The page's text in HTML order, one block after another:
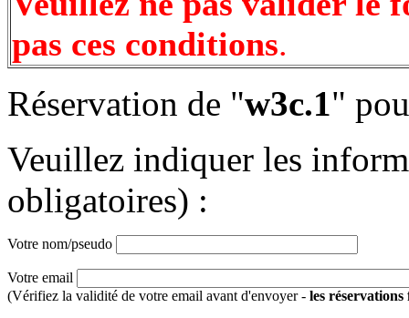
pas ces conditions.
Réservation de "w3c.1"
Veuillez indiquer les
obligatoires) :
Votre nom/pseudo
Votre email
(Vérifiez la validité de votre email avant d'envoyer - les réservations